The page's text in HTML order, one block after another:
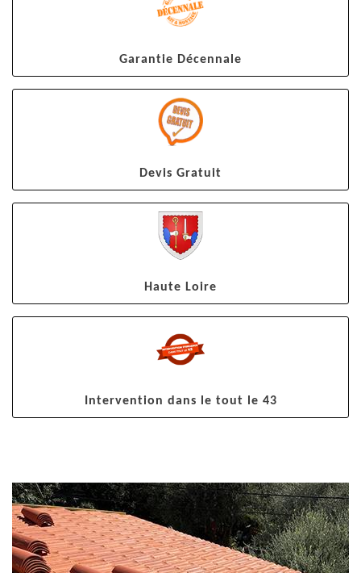
Garantie Décennale
Devis Gratuit
Haute Loire
Intervention dans le tout le 43